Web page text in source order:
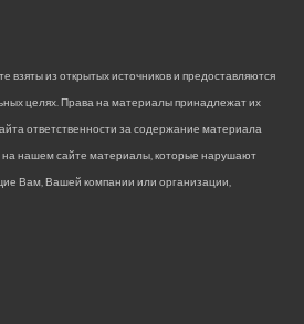
взяты из открытых источников и предоставляются
целях. Права на материалы принадлежат их
ответственности за содержание материала
нашем сайте материалы, которые нарушают
Вам, Вашей компании или организации,